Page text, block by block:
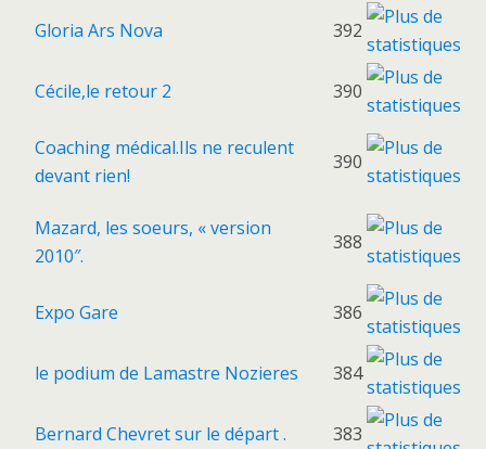
Gloria Ars Nova 392
Cécile,le retour 2 390
Coaching médical.Ils ne reculent
devant rien!
390
Mazard, les soeurs, « version
2010″.
388
Expo Gare 386
le podium de Lamastre Nozieres 384
Bernard Chevret sur le départ . 383